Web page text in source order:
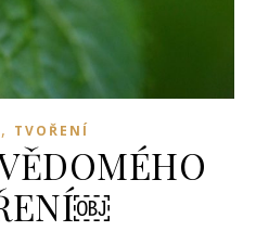
, TVOŘENÍ